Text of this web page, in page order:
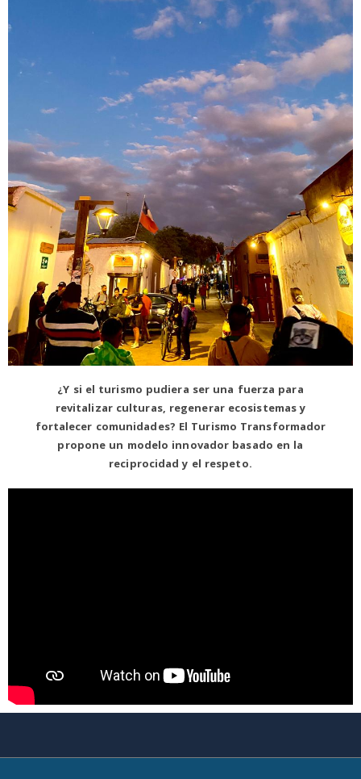
¿Y si el turismo pudiera ser una fuerza para
revitalizar culturas, regenerar ecosistemas y
fortalecer comunidades? El Turismo Transformador
propone un modelo innovador basado en la
reciprocidad y el respeto.